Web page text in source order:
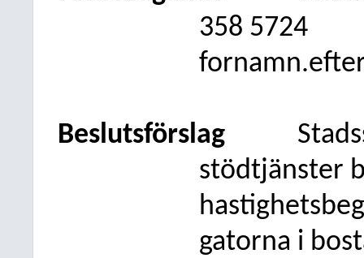
358 5724
Beslutsförslag
stödtjänster
gatorna i